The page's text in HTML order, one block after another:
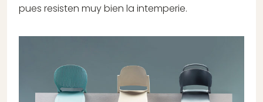
pues resisten muy bien la intemperie.